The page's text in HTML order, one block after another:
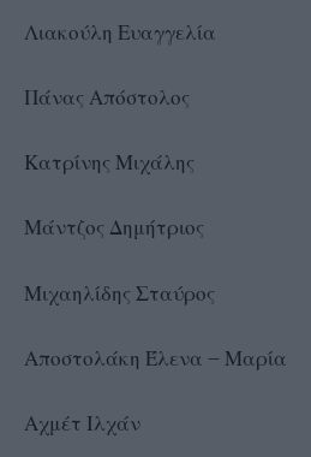
Λιακούλη Ευαγγελία
Πάνας Απόστολος
Κατρίνης Μιχάλης
Μάντζος Δημήτριος
Μιχαηλίδης Σταύρος
Αποστολάκη Έλενα – Μαρία
Αχμέτ Ιλχάν